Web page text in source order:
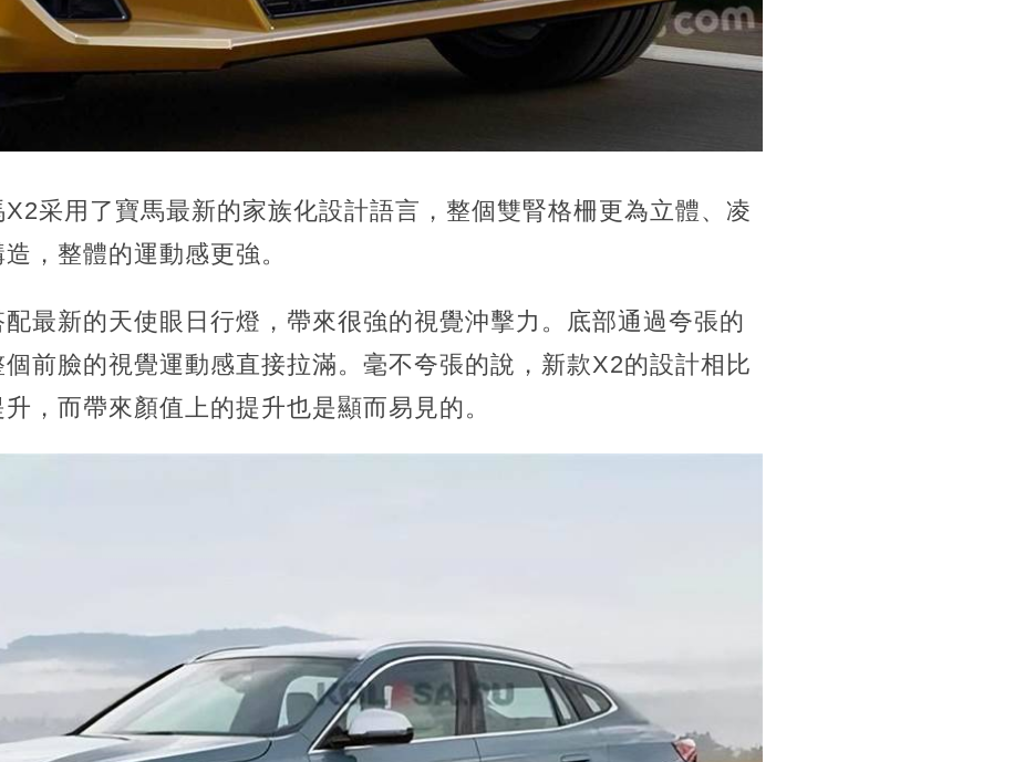
采用了寶馬最新的家族化設計語言，整個雙腎格柵更為立體、凌
，整體的運動感更強。
最新的天使眼日行燈，帶來很強的視覺沖擊力。底部通過夸張的
前臉的視覺運動感直接拉滿。毫不夸張的說，新款X2的設計相比
，而帶來顏值上的提升也是顯而易見的。